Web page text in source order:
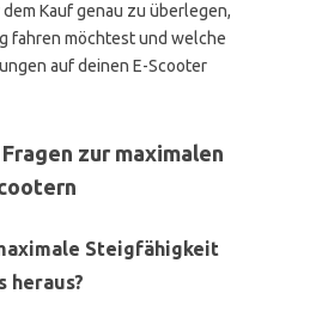
Kauf genau zu überlegen,
fahren möchtest und welche
auf deinen E-Scooter
zur maximalen
Steigfähigkeit
heraus?